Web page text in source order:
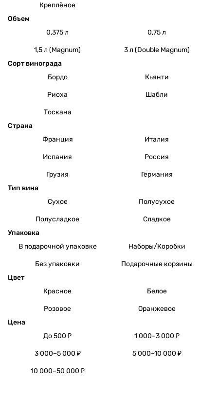
Креплёное
Объем
0,375 л
0,75 л
1,5 л (Magnum)
3 л (Double Magnum)
Сорт винограда
Бордо
Кьянти
Риоха Шабли
Тоскана
Страна
Франция
Италия
Испания Россия
Грузия
Германия
Тип вина
Сухое
Полусухое
Полусладкое
Сладкое
Упаковка
В подарочной упаковке
Наборы/Коробки
Без упаковки
Подарочные корзины
Цвет
Красное
Белое
Розовое
Оранжевое
Цена
До 500 ₽
1 000–3 000 ₽
3 000–5 000 ₽ 5 000–10 000 ₽
10 000–50 000 ₽